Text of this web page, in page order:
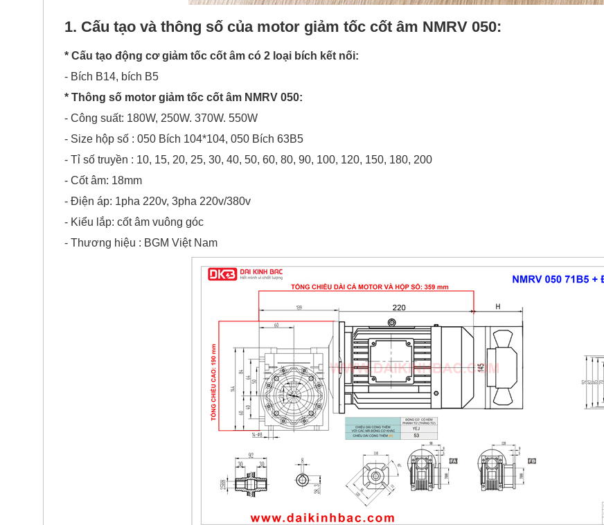
1. Cấu tạo và thông số của motor giảm tốc cốt âm NMRV 050:
* Cấu tạo động cơ giảm tốc cốt âm có 2 loại bích kết nối:
- Bích B14, bích B5
* Thông số motor giảm tốc cốt âm NMRV 050:
- Công suất: 180W, 250W. 370W. 550W
- Size hộp số : 050 Bích 104*104, 050 Bích 63B5
- Tỉ số truyền : 10, 15, 20, 25, 30, 40, 50, 60, 80, 90, 100, 120, 150, 180, 200
- Cốt âm: 18mm
- Điện áp: 1pha 220v, 3pha 220v/380v
- Kiểu lắp: cốt âm vuông góc
- Thương hiệu : BGM Việt Nam